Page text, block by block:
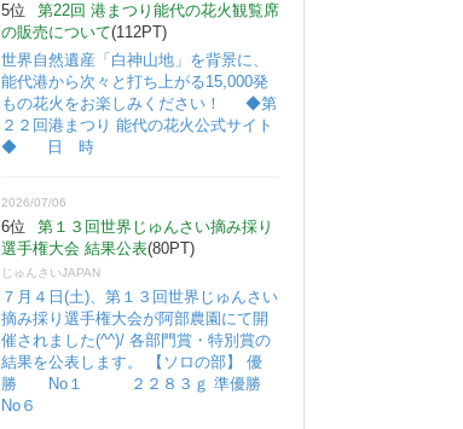
5位
第22回 港まつり能代の花火観覧席
の販売について(112PT)
世界自然遺産「白神山地」を背景に、
能代港から次々と打ち上がる15,000発
もの花火をお楽しみください！ ◆第
２２回港まつり 能代の花火公式サイト
◆ 日 時
2026/07/06
6位
第１３回世界じゅんさい摘み採り
選手権大会 結果公表(80PT)
じゅんさいJAPAN
７月４日(土)、第１３回世界じゅんさい
摘み採り選手権大会が阿部農園にて開
催されました(^^)/ 各部門賞・特別賞の
結果を公表します。 【ソロの部】 優
勝 No１ ２２８３ｇ 準優勝
No６